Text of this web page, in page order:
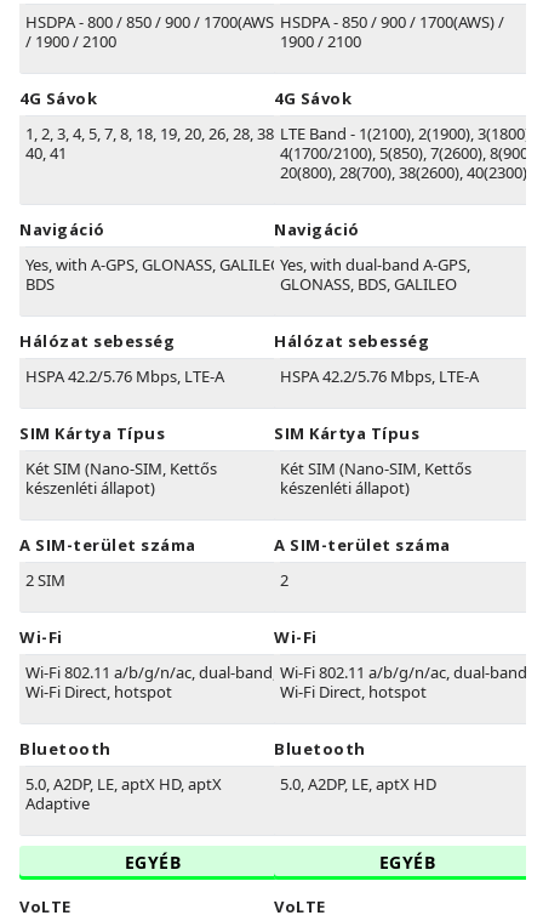
HSDPA - 800 / 850 / 900 / 1700(AWS)
/ 1900 / 2100
4G Sávok
1, 2, 3, 4, 5, 7, 8, 18, 19, 20, 26, 28, 38,
40, 41
Navigáció
Yes, with A-GPS, GLONASS, GALILEO,
BDS
Hálózat sebesség
HSPA 42.2/5.76 Mbps, LTE-A
SIM Kártya Típus
Két SIM (Nano-SIM, Kettős
készenléti állapot)
A SIM-terület száma
2 SIM
Wi-Fi
Wi-Fi 802.11 a/b/g/n/ac, dual-band,
Wi-Fi Direct, hotspot
Bluetooth
5.0, A2DP, LE, aptX HD, aptX
Adaptive
EGYÉB
VoLTE
HSDPA - 850 / 900 / 1700(AWS) /
1900 / 2100
4G Sávok
LTE Band - 1(2100), 2(1900), 3(1800),
4(1700/2100), 5(850), 7(2600), 8(900),
20(800), 28(700), 38(2600), 40(2300)
Navigáció
Yes, with dual-band A-GPS,
GLONASS, BDS, GALILEO
Hálózat sebesség
HSPA 42.2/5.76 Mbps, LTE-A
SIM Kártya Típus
Két SIM (Nano-SIM, Kettős
készenléti állapot)
A SIM-terület száma
2
Wi-Fi
Wi-Fi 802.11 a/b/g/n/ac, dual-band,
Wi-Fi Direct, hotspot
Bluetooth
5.0, A2DP, LE, aptX HD
EGYÉB
VoLTE